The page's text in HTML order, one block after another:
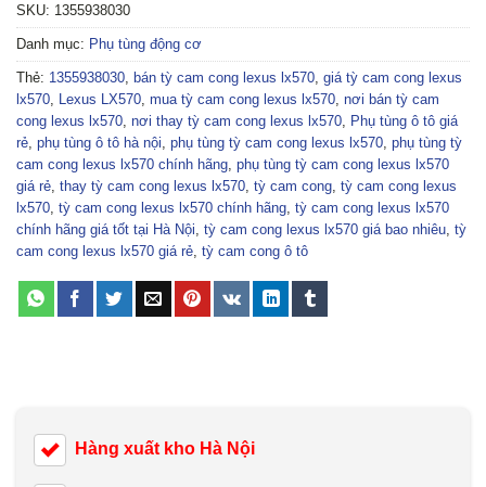
SKU: 1355938030
Danh mục: Phụ tùng động cơ
Thẻ: 1355938030 bán tỳ cam cong lexus lx570 giá tỳ cam cong lexus
lx570 Lexus LX570 mua tỳ cam cong lexus lx570 nơi bán tỳ cam
cong lexus lx570 nơi thay tỳ cam cong lexus lx570 Phụ tùng ô tô giá
rẻ phụ tùng ô tô hà nội phụ tùng tỳ cam cong lexus lx570 phụ tùng tỳ
cam cong lexus lx570 chính hãng phụ tùng tỳ cam cong lexus lx570
giá rẻ thay tỳ cam cong lexus lx570 tỳ cam cong tỳ cam cong lexus
lx570 tỳ cam cong lexus lx570 chính hãng tỳ cam cong lexus lx570
chính hãng giá tốt tại Hà Nội tỳ cam cong lexus lx570 giá bao nhiêu tỳ
cam cong lexus lx570 giá rẻ tỳ cam cong ô tô
Hàng xuất kho Hà Nội